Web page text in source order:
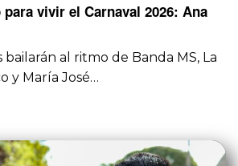
vivir el Carnaval 2026: Ana
bailarán al ritmo de Banda MS, La
y María José…